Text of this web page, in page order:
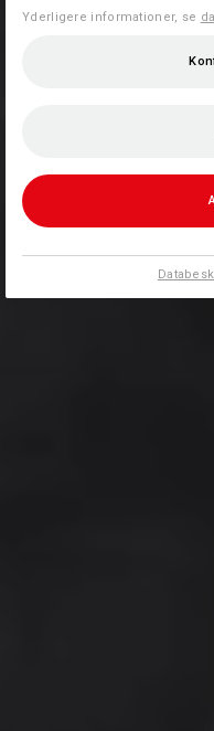
Yderligere informationer, se